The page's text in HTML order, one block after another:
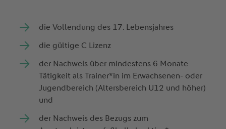
die Vollendung des 17. Lebensjahres
die gültige C Lizenz
der Nachweis über mindestens 6 Monate
Tätigkeit als Trainer*in im Erwachsenen- oder
Jugendbereich (Altersbereich U12 und höher)
und
der Nachweis des Bezugs zum